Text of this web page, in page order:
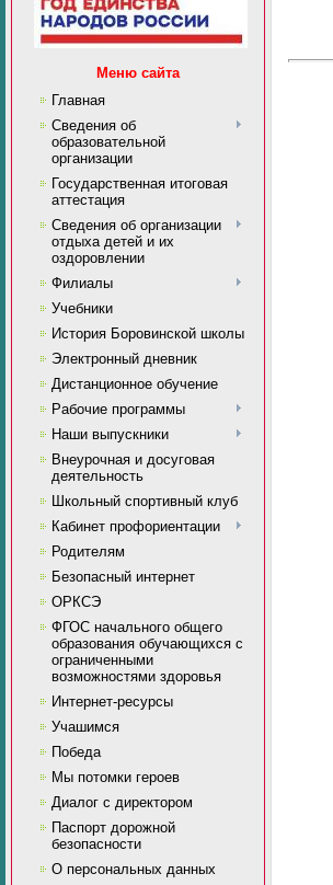
Меню сайта
Главная
Сведения об
образовательной
организации
Государственная итоговая
аттестация
Сведения об организации
отдыха детей и их
оздоровлении
Филиалы
Учебники
История Боровинской школы
Электронный дневник
Дистанционное обучение
Рабочие программы
Наши выпускники
Внеурочная и досуговая
деятельность
Школьный спортивный клуб
Кабинет профориентации
Родителям
Безопасный интернет
ОРКСЭ
ФГОС начального общего
образования обучающихся с
ограниченными
возможностями здоровья
Интернет-ресурсы
Учашимся
Победа
Мы потомки героев
Диалог с директором
Паспорт дорожной
безопасности
О персональных данных